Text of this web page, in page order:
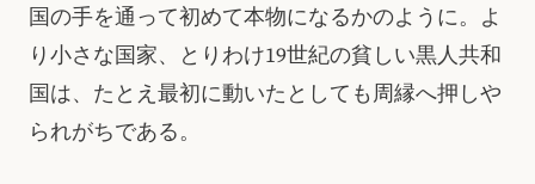
国の手を通って初めて本物になるかのように。よ
り小さな国家、とりわけ19世紀の貧しい黒人共和
国は、たとえ最初に動いたとしても周縁へ押しや
られがちである。